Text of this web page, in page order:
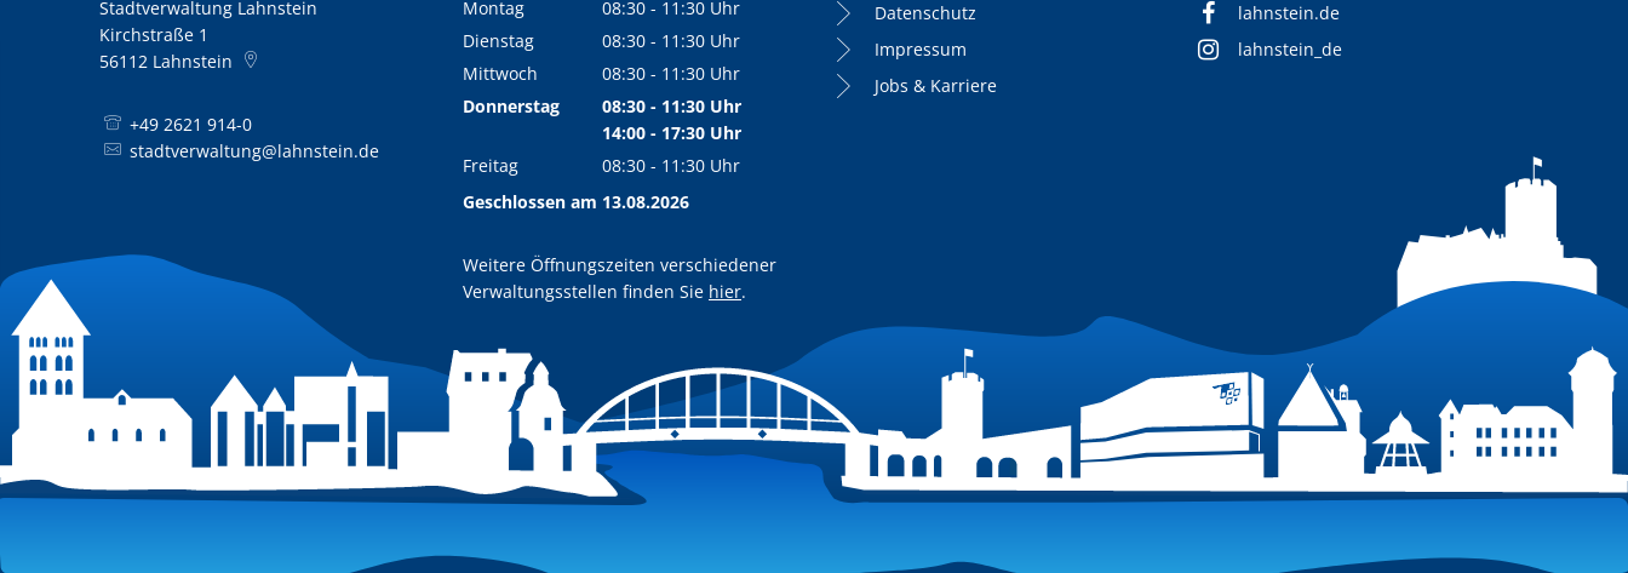
Stadtverwaltung Lahnstein
Kirchstraße 1
56112 Lahnstein
+49 2621 914-0
stadtverwaltung@lahnstein.de
Montag 08:30 - 11:30 Uhr
Von 08:30 bis 11:30 Uhr
Dienstag 08:30 - 11:30 Uhr
Von 08:30 bis 11:30 Uhr
Mittwoch 08:30 - 11:30 Uhr
Von 08:30 bis 11:30 Uhr
Donnerstag 08:30 - 11:30 Uhr
Von 08:30 bis 11:30 Uhr
14:00 - 17:30 Uhr
Von 14:00 bis 17:30 Uhr
Freitag 08:30 - 11:30 Uhr
Von 08:30 bis 11:30 Uhr
Geschlossen am 13.08.2026
Weitere Öffnungszeiten verschiedener
Verwaltungsstellen finden Sie hier.
Datenschutz
Impressum
Jobs & Karriere
lahnstein.de
lahnstein_de